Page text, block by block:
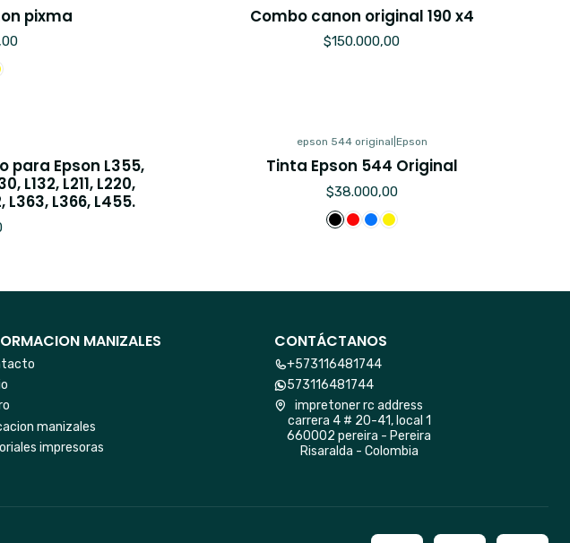
pixma Combo canon original 190 x4
$150.000,00
Epson L355,
L132, L211, L220,
L363, L366, L455.
epson 544 original Epson
Tinta Epson 544 Original
$38.000,00
MANIZALES
manizales
impresoras
CONTÁCTANOS
+573116481744
573116481744
impretoner rc address
carrera 4 # 20-41, local 1
660002 pereira - Pereira
Risaralda - Colombia